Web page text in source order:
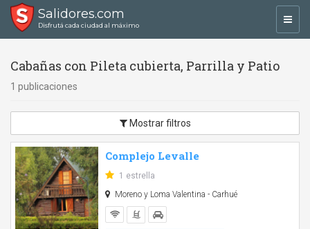
Salidores.com
Disfrutá cada ciudad al máximo
Cabañas con Pileta cubierta, Parrilla y Patio
1 publicaciones
Mostrar filtros
Complejo Levalle
1 estrella
Moreno y Loma Valentina - Carhué